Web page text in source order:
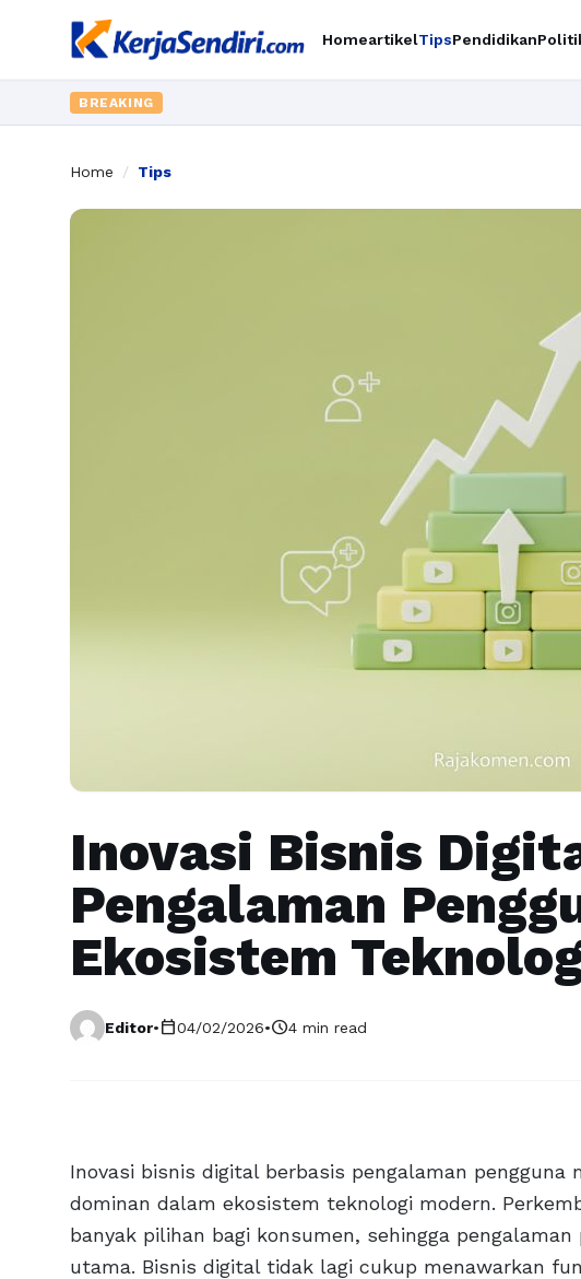
HomeartikelTipsPendidikan
BREAKING
Home / Tips
Inovasi Bisnis
Pengalaman
Ekosistem
Editor•calendar_today04/02/2026•schedule4 min read
Inovasi bisnis digital berbasis pengalaman pengguna
dominan dalam ekosistem teknologi modern.
banyak pilihan bagi konsumen, sehingga
utama. Bisnis digital tidak lagi cukup menawarkan